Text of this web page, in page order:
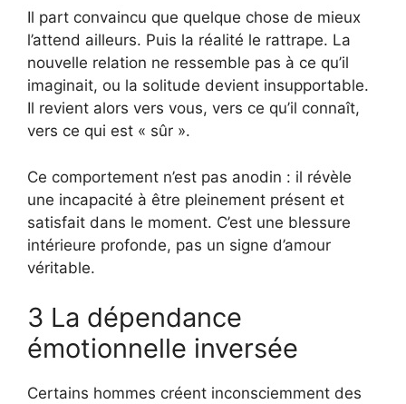
Il part convaincu que quelque chose de mieux
l’attend ailleurs. Puis la réalité le rattrape. La
nouvelle relation ne ressemble pas à ce qu’il
imaginait, ou la solitude devient insupportable.
Il revient alors vers vous, vers ce qu’il connaît,
vers ce qui est « sûr ».
Ce comportement n’est pas anodin : il révèle
une incapacité à être pleinement présent et
satisfait dans le moment. C’est une blessure
intérieure profonde, pas un signe d’amour
véritable.
3 La dépendance
émotionnelle inversée
Certains hommes créent inconsciemment des